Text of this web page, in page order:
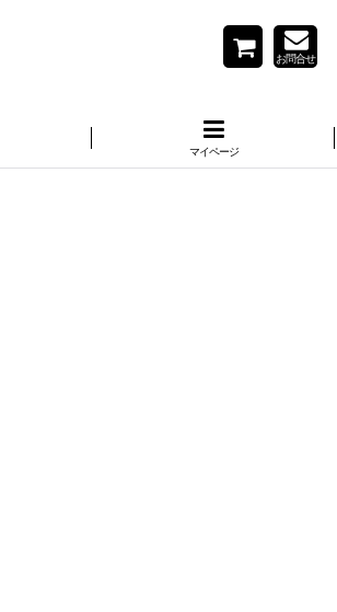
お問合せ
マイページ